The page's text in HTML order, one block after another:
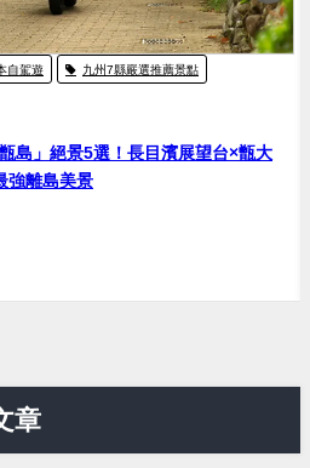
自駕遊 九州7縣嚴選推薦景點
島」絕景5選！長目濱展望台×甑大
強離島美景
章